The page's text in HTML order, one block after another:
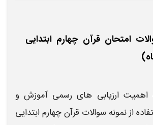
امتحان قرآن چهارم ابتدایی
اهمیت ارزیابی های رسمی آموزش و
ازنمونه سوالات قرآن چهارم ابتدایی